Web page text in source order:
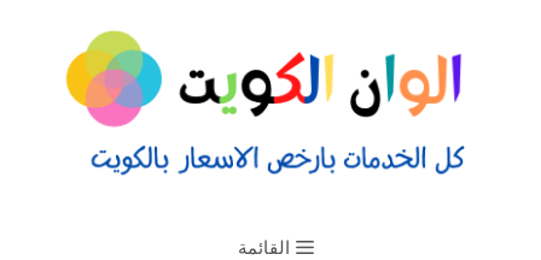
القائمة